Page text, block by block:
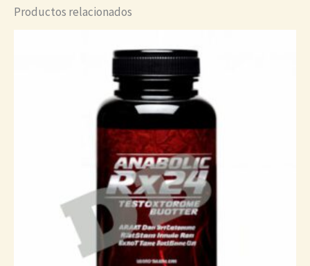
Productos relacionados